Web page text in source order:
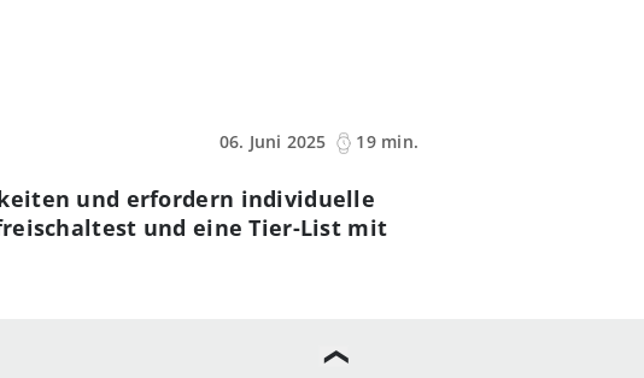
06. Juni 2025
19 min.
und erfordern individuelle
und eine Tier-List mit